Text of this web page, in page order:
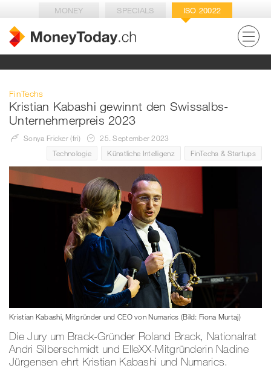
MONEY SPECIALS ISO 20022
FinTechs
Kristian Kabashi gewinnt den Swissalbs-
Unternehmerpreis 2023
Sonya Fricker (fri)
25. September 2023
Technologie
Künstliche Intelligenz FinTechs & Startups
Kristian Kabashi, Mitgründer und CEO von Numarics (Bild: Fiona Murtaj)
Die Jury um Brack-Gründer Roland Brack, Nationalrat
Andri Silberschmidt und ElleXX-Mitgründerin Nadine
Jürgensen ehrt Kristian Kabashi und Numarics.